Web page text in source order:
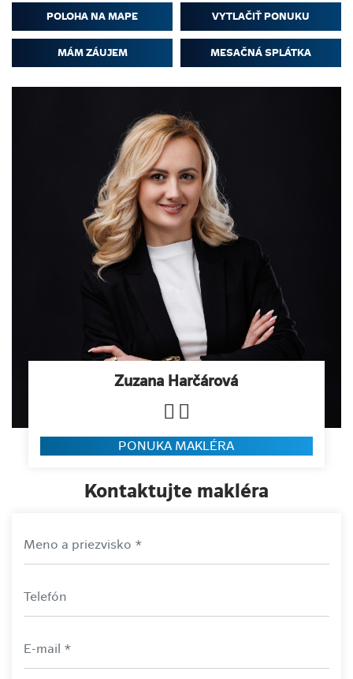
POLOHA NA MAPE VYTLAČIŤ PONUKU
MÁM ZÁUJEM MESAČNÁ SPLÁTKA
Zuzana Harčárová
PONUKA MAKLÉRA
Kontaktujte makléra